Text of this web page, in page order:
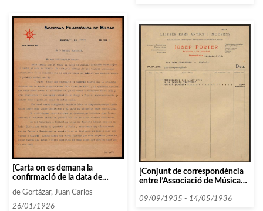
[Carta on es demana la
confirmació de la data de
dels concerts de la pròxima
temporada]
de Gortázar, Juan Carlos
26/01/1926
[Conjunt de correspondència
entre l’Associació de Música
entitats que comencen amb la
09/09/1935 - 14/05/1936